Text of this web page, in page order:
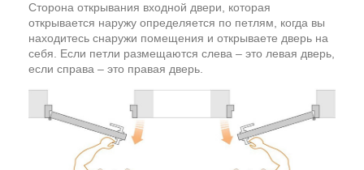
Сторона открывания входной двери, которая
открывается наружу определяется по петлям, когда вы
находитесь снаружи помещения и открываете дверь на
себя. Если петли размещаются слева – это левая дверь,
если справа – это правая дверь.